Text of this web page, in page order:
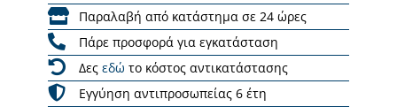
Παραλαβή από κατάστημα σε 24 ώρες
Πάρε προσφορά για εγκατάσταση
Δες εδώ το κόστος αντικατάστασης
Εγγύηση αντιπροσωπείας 6 έτη